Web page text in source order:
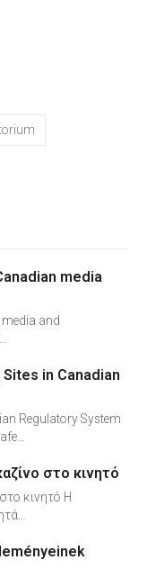
media
and
in Canadian
Regulatory System
στο κινητό
κινητό Η